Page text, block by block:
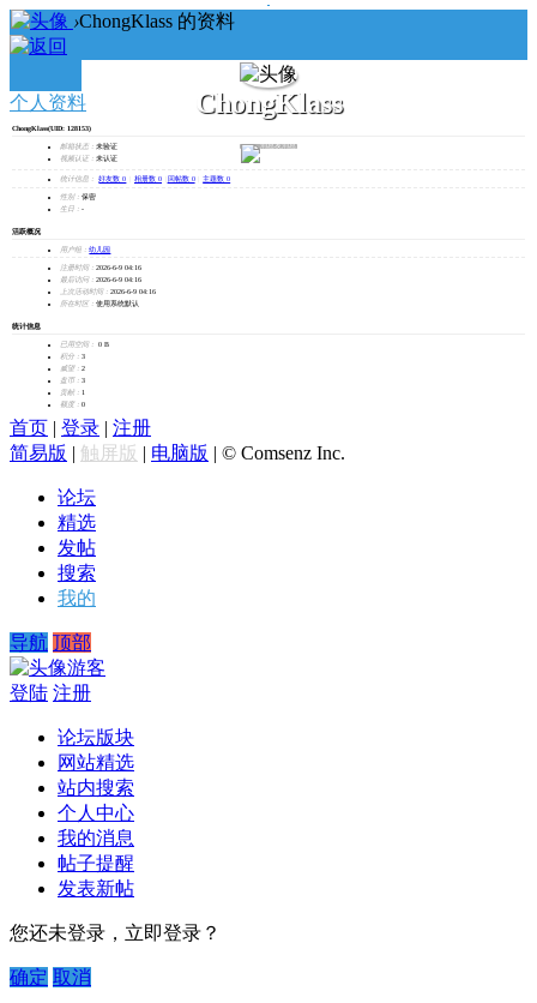
›ChongKlass 的资料
ChongKlass
发消息
个人资料
ChongKlass(UID: 128153)
邮箱状态： 未验证
视频认证： 未认证
统计信息： 好友数 0 相册数 0 回帖数 0 主题数 0
性别： 保密
生日： -
活跃概况
用户组： 幼儿园
注册时间： 2026-6-9 04:16
最后访问： 2026-6-9 04:16
上次活动时间： 2026-6-9 04:16
所在时区： 使用系统默认
统计信息
已用空间：
0 B
积分： 3
威望： 2
盘币： 3
贡献： 1
额度： 0
首页 | 登录 | 注册
简易版 | 触屏版 | 电脑版 | © Comsenz Inc.
论坛
精选
发帖
搜索
我的
导航 顶部
游客
登陆 注册
论坛版块
网站精选
站内搜索
个人中心
我的消息
帖子提醒
发表新帖
您还未登录，立即登录？
确定 取消